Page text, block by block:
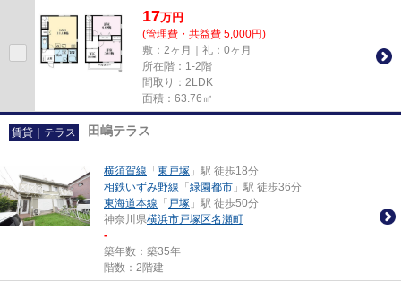
17万円
(管理費・共益費 5,000円)
敷：2ヶ月｜礼：0ヶ月
所在階：1-2階
間取り：2LDK
面積：63.76㎡
賃貸｜テラス 田嶋テラス
横須賀線 「 東戸塚 」駅 徒歩18分
相鉄いずみ野線 「 緑園都市 」駅 徒歩36分
東海道本線 「 戸塚 」駅 徒歩50分
神奈川県横浜市戸塚区名瀬町
-
築年数：築35年
階数：2階建